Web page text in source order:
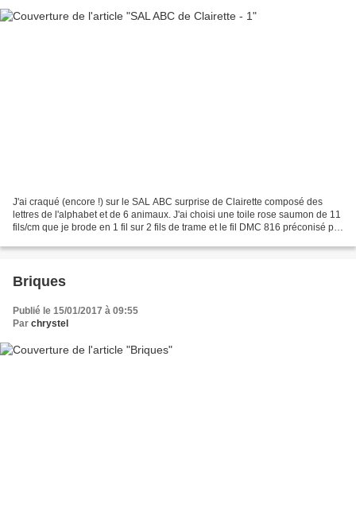
J'ai craqué (encore !) sur le SAL ABC surprise de Clairette composé des
lettres de l'alphabet et de 6 animaux. J'ai choisi une toile rose saumon de 11
fils/cm que je brode en 1 fil sur 2 fils de trame et le fil DMC 816 préconisé par
Briques
Publié le 15/01/2017 à 09:55
Par chrystel